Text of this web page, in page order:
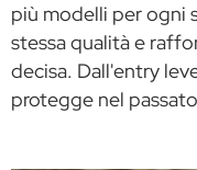
più modelli per ogni
stessa qualità e
decisa. Dall'entry
protegge nel